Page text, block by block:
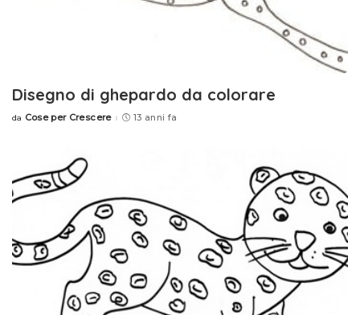
Disegno di ghepardo da colorare
Posted
da Cose per Crescere 13 anni fa